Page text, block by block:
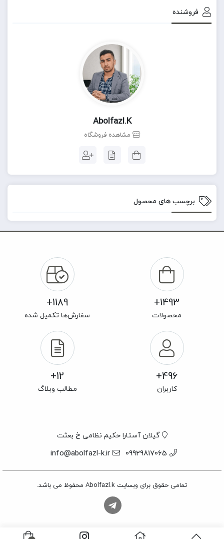
فروشنده
Abolfazl.k
مشاهده فروشگاه
برچسب های محصول
1493+
محصولات
1189+
سفارش‌ها تکمیل شده
496+
کاربران
12+
مطالب وبلاگ
گیلان آستارا حکیم نظامی خ بعثت
09929817065
info@abolfazl-k.ir
تمامی حقوق برای وبسایت Abolfazl.k محفوظ می باشد.